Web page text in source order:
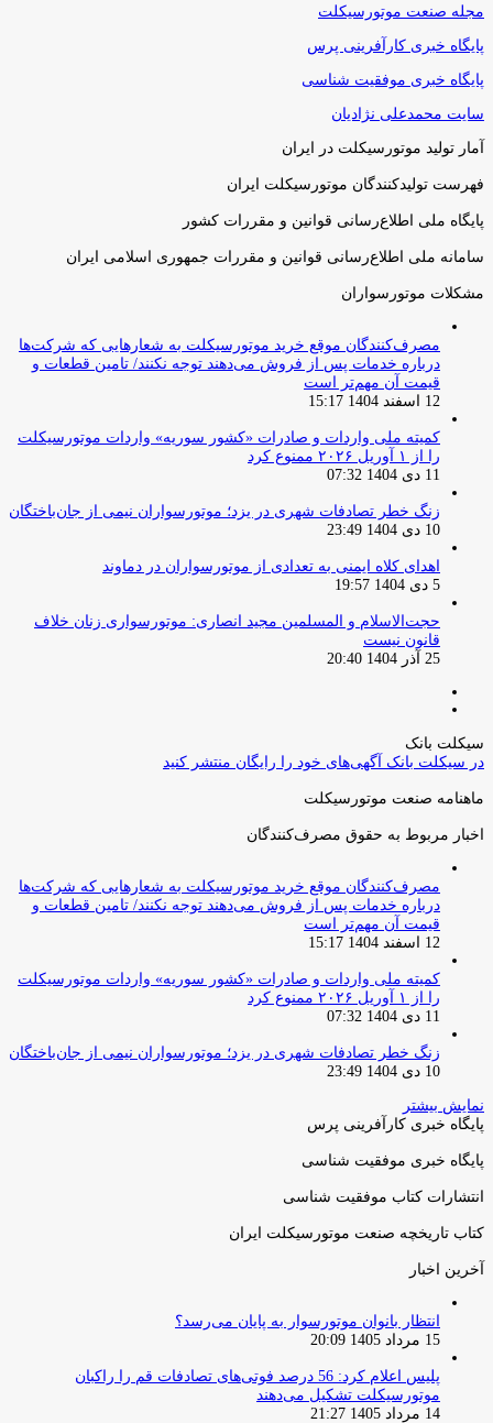
مجله صنعت موتورسیکلت
پایگاه خبری کارآفرینی پرس
پایگاه خبری موفقیت شناسی
سایت محمدعلی نژادیان
آمار تولید موتورسیکلت در ایران
فهرست تولیدکنندگان موتورسیکلت ایران
پایگاه ملی اطلاع‌رسانی قوانین و مقررات کشور
سامانه ملی اطلاع‌رسانی قوانین و مقررات جمهوری اسلامی ایران
مشکلات موتورسواران
مصرف‌کنندگان موقع خرید موتورسیکلت به شعارهایی که شرکت‌ها
درباره خدمات پس از فروش می‌دهند توجه نکنند/ تامین قطعات و
قیمت آن مهم‌تر است
12 اسفند 1404 15:17
کمیته ملی واردات و صادرات «کشور سوریه» واردات موتورسیکلت
را از ۱ آوریل ۲۰۲۶ ممنوع کرد
11 دی 1404 07:32
زنگ خطر تصادفات شهری در یزد؛ موتورسواران نیمی از جان‌باختگان
10 دی 1404 23:49
اهدای کلاه ایمنی به تعدادی از موتورسواران در دماوند
5 دی 1404 19:57
حجت‌الاسلام و المسلمین مجید انصاری: موتورسواری زنان خلاف
قانون نیست
25 آذر 1404 20:40
سیکلت بانک
در سیکلت بانک آگهی‌های خود را رایگان منتشر کنید
ماهنامه صنعت موتورسیکلت
اخبار مربوط به حقوق مصرف‌کنندگان
مصرف‌کنندگان موقع خرید موتورسیکلت به شعارهایی که شرکت‌ها
درباره خدمات پس از فروش می‌دهند توجه نکنند/ تامین قطعات و
قیمت آن مهم‌تر است
12 اسفند 1404 15:17
کمیته ملی واردات و صادرات «کشور سوریه» واردات موتورسیکلت
را از ۱ آوریل ۲۰۲۶ ممنوع کرد
11 دی 1404 07:32
زنگ خطر تصادفات شهری در یزد؛ موتورسواران نیمی از جان‌باختگان
10 دی 1404 23:49
نمایش بیشتر
پایگاه خبری کارآفرینی پرس
پایگاه خبری موفقیت شناسی
انتشارات کتاب موفقیت شناسی
کتاب تاریخچه صنعت موتورسیکلت ایران
آخرین اخبار
انتظار بانوان موتورسوار به پایان می‌رسد؟
15 مرداد 1405 20:09
پلیس اعلام کرد: 56 درصد فوتی‌های تصادفات قم را راکبان
موتورسیکلت تشکیل می‌دهند
14 مرداد 1405 21:27